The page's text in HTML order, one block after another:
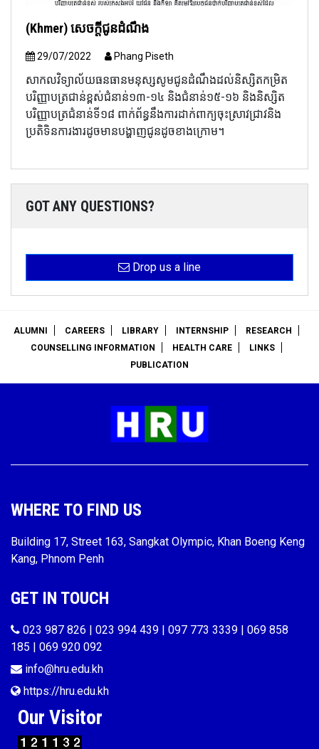
(Khmer) សេចក្តីជូនដំណឹង
29/07/2022 Phang Piseth
សាកលវិទ្យាល័យធនធានមនុស្សសូមជូនដំណឹងដល់និស្សិតកម្រិត
បរិញ្ញាបត្រជាន់ខ្ពស់ជំនាន់១៣-១៤ និងជំនាន់១៥-១៦ និងនិស្សិត
បរិញ្ញាបត្រជំនាន់ទី១៨ ពាក់ព័ន្ធនឹងការដាក់ពាក្យចុះស្រាវជ្រាវនិង
ប្រតិទិនការងារដូចមានបង្ហាញជូនដូចខាងក្រោម។
GOT ANY QUESTIONS?
Drop us a line
ALUMNI CAREERS LIBRARY INTERNSHIP
RESEARCH
COUNSELLING INFORMATION
HEALTH CARE
LINKS
PUBLICATION
WHERE TO FIND US
Building 17, Street 163, Sangkat Olympic, Khan Boeng Keng
Kang, Phnom Penh
GET IN TOUCH
023 987 826 | 023 994 439 | 097 773 3339 | 069 858
185 | 069 920 092
info@hru.edu.kh
https://hru.edu.kh
Our Visitor